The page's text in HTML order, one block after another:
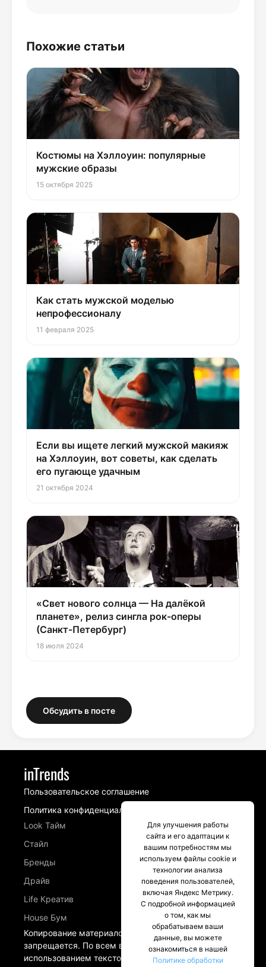
Похожие статьи
Костюмы на Хэллоуин: популярные
мужские образы
15 октября 2025
Как стать мужской моделью
непрофессионалу
11 февраля 2025
Если вы ищете легкий мужской макияж
на Хэллоуин, вот советы, как сделать
его пугающе удачным
21 октября 2024
«Свет нового солнца — На далёкой
планете», релиз сингла рок-оперы
(Санкт-Петербург)
18 июля 2024
Обсудить в посте
inTrends
Пользовательское соглашение
Политика конфиденциальности
Look Тайм
Стайл
Бренды
Драйв
Life Креатив
House Бум
Копирование материалов сайта intrends.ru
запрещается. По всем вопросам, связанных с
использованием текстовых материалов и
Для улучшения работы
сайта и его адаптации к
вашим потребностям мы
используем файлы cookie и
технологии анализа
поведения пользователей,
включая Яндекс Метрику.
С подробной информацией
о том, как мы
обрабатываем ваши
данные, вы можете
ознакомиться в нашей
Политике обработки